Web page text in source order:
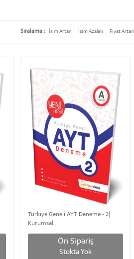
Sıralama : İsim Artan İsim Azalan Fiyat Artan
Türkiye Geneli AYT Deneme - 2|
Kurumsal
Ön Sipariş
Stokta Yok